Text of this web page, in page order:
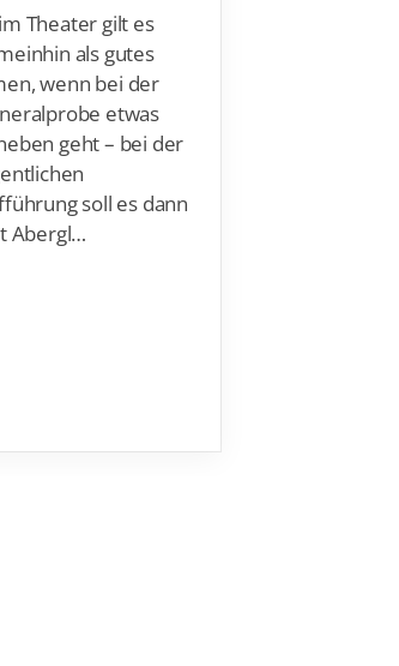
Theater gilt es
als gutes
wenn bei der
etwas
geht – bei der
soll es dann
Abergl…